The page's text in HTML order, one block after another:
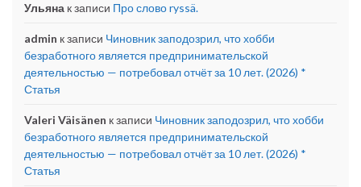
Ульяна к записи Про слово ryssä.
admin к записи Чиновник заподозрил, что хобби
безработного является предпринимательской
деятельностью — потребовал отчёт за 10 лет. (2026) *
Статья
Valeri Väisänen к записи Чиновник заподозрил, что хобби
безработного является предпринимательской
деятельностью — потребовал отчёт за 10 лет. (2026) *
Статья